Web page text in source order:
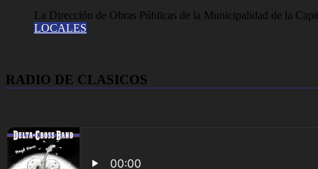
La Dirección de Obras Públicas de la Municipalidad de la
LOCALES
RADIO DE CLASICOS